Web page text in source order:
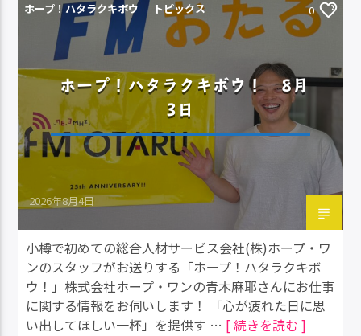
ホープ！ハタラクキボウ トピックス 0
ホープ！ハタラクキボウ！ 8月
3日
2026年8月4日
小樽で初めての総合人材サービス会社(株)ホープ・ワ
ンのスタッフがお送りする「ホープ！ハタラクキボ
ウ！」株式会社ホープ・ワンの青木麻耶さんにお仕事
に関する情報をお伺いします！ 「心が疲れた日に思
い出してほしい一杯」を提供す … [ 続きを読む ]